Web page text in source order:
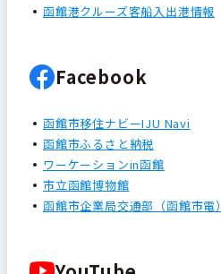
函館港クルーズ客船入出港情報
Facebook
函館市移住ナビーIJU Navi
函館市ふるさと納税
ワーケーションin函館
市立函館博物館
函館市企業局交通部（函館市電）